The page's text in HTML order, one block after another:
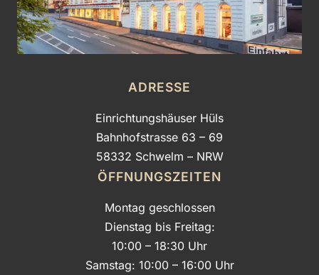
ADRESSE
Einrichtungshäuser Hüls
Bahnhofstrasse 63 – 69
58332 Schwelm – NRW
ÖFFNUNGSZEITEN
Montag geschlossen
Dienstag bis Freitag:
10:00 – 18:30 Uhr
Samstag: 10:00 – 16:00 Uhr